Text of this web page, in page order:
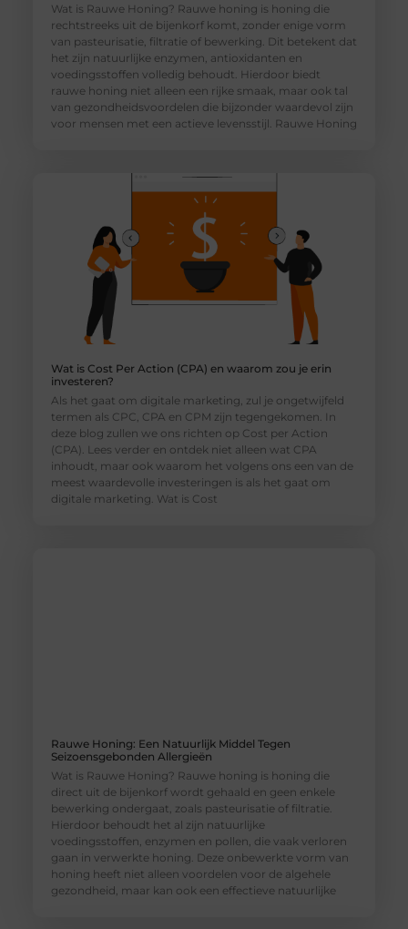
Wat is Rauwe Honing? Rauwe honing is honing die
rechtstreeks uit de bijenkorf komt, zonder enige vorm
van pasteurisatie, filtratie of bewerking. Dit betekent dat
het zijn natuurlijke enzymen, antioxidanten en
voedingsstoffen volledig behoudt. Hierdoor biedt
rauwe honing niet alleen een rijke smaak, maar ook tal
van gezondheidsvoordelen die bijzonder waardevol zijn
voor mensen met een actieve levensstijl. Rauwe Honing
Wat is Cost Per Action (CPA) en waarom zou je erin
investeren?
Als het gaat om digitale marketing, zul je ongetwijfeld
termen als CPC, CPA en CPM zijn tegengekomen. In
deze blog zullen we ons richten op Cost per Action
(CPA). Lees verder en ontdek niet alleen wat CPA
inhoudt, maar ook waarom het volgens ons een van de
meest waardevolle investeringen is als het gaat om
digitale marketing. Wat is Cost
Rauwe Honing: Een Natuurlijk Middel Tegen
Seizoensgebonden Allergieën
Wat is Rauwe Honing? Rauwe honing is honing die
direct uit de bijenkorf wordt gehaald en geen enkele
bewerking ondergaat, zoals pasteurisatie of filtratie.
Hierdoor behoudt het al zijn natuurlijke
voedingsstoffen, enzymen en pollen, die vaak verloren
gaan in verwerkte honing. Deze onbewerkte vorm van
honing heeft niet alleen voordelen voor de algehele
gezondheid, maar kan ook een effectieve natuurlijke